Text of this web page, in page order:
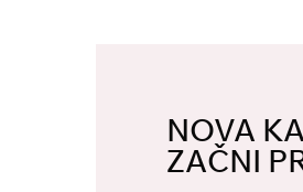
NOVA
ZAČNI